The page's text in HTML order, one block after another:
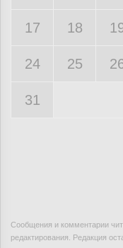
17 18
24 25
31
Сообщения и комментарии
редактирования. Редакция